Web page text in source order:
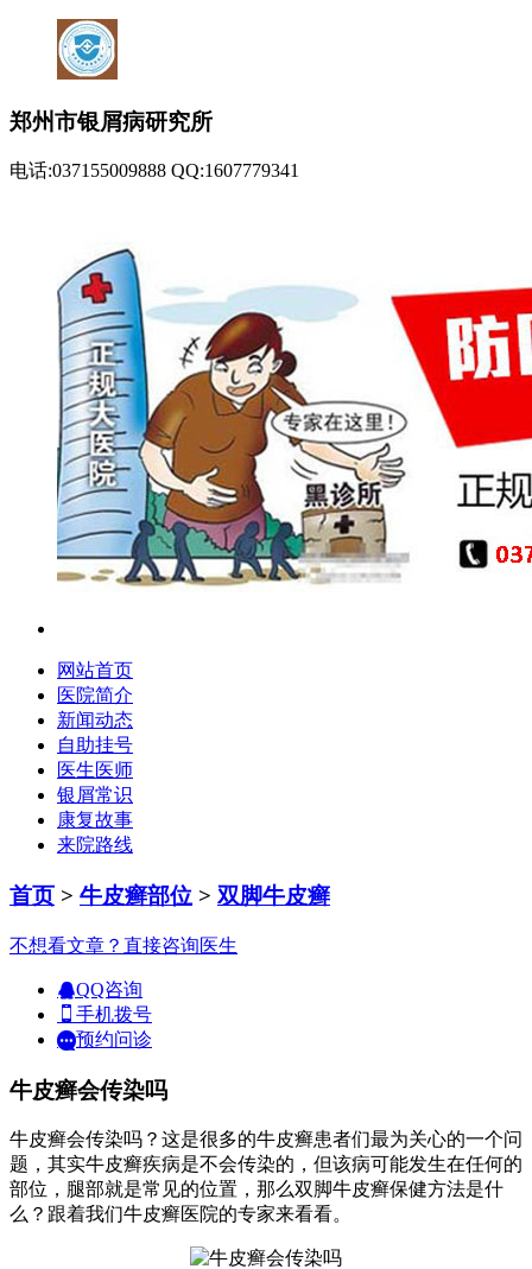
郑州市银屑病研究所
电话:037155009888 QQ:1607779341
网站首页
医院简介
新闻动态
自助挂号
医生医师
银屑常识
康复故事
来院路线
首页 > 牛皮癣部位 > 双脚牛皮癣
不想看文章？直接咨询医生
QQ咨询
手机拨号
预约问诊
牛皮癣会传染吗
牛皮癣会传染吗？这是很多的牛皮癣患者们最为关心的一个问
题，其实牛皮癣疾病是不会传染的，但该病可能发生在任何的
部位，腿部就是常见的位置，那么双脚牛皮癣保健方法是什
么？跟着我们牛皮癣医院的专家来看看。